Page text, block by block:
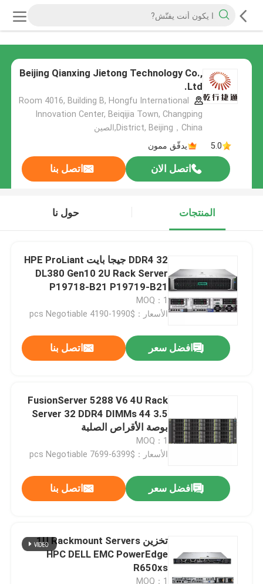
Beijing Qianxing Jietong Technology Co.,
Ltd.
Room 4016, Building B, Hongfu International
Innovation Center, Beiqijia Town, Changping
District, Beijing，China,الصين
5.0
يدقّق ممون
اتصل الان اتصل بنا
المنتجات حول نا
DDR4 32 جيجا بايت HPE ProLiant
DL380 Gen10 2U Rack Server
P19718-B21 P19719-B21
MOQ：1
الأسعار：$1990-4190 pcs Negotiable
افضل سعر اتصل بنا
FusionServer 5288 V6 4U Rack
Server 32 DDR4 DIMMs 44 3.5
بوصة الأقراص الصلبة
MOQ：1
الأسعار：$6399-7699 pcs Negotiable
افضل سعر اتصل بنا
تخزين 1U Rackmount Servers
HPC DELL EMC PowerEdge
R650xs
MOQ：1